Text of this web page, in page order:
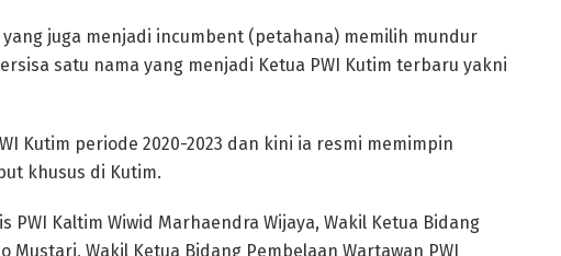
juga menjadi incumbent (petahana) memilih mundur
satu nama yang menjadi Ketua PWI Kutim terbaru yakni
Kutim periode 2020-2023 dan kini ia resmi memimpin
khusus di Kutim.
Kaltim Wiwid Marhaendra Wijaya, Wakil Ketua Bidang
Mustari, Wakil Ketua Bidang Pembelaan Wartawan PWI